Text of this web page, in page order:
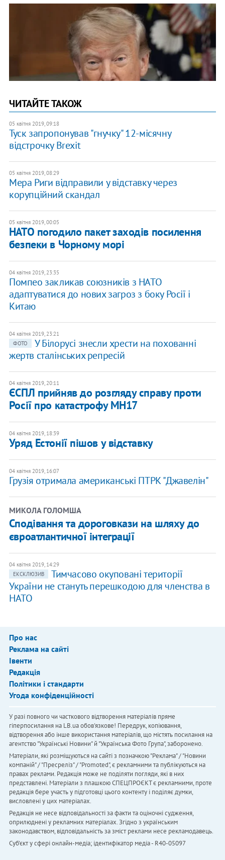
ЧИТАЙТЕ ТАКОЖ
05 квітня 2019, 09:18
Туск запропонував "гнучку" 12-місячну
відстрочку Brexit
05 квітня 2019, 08:29
Мера Риги відправили у відставку через
корупційний скандал
05 квітня 2019, 00:05
НАТО погодило пакет заходів посилення
безпеки в Чорному морі
04 квітня 2019, 23:35
Помпео закликав союзників з НАТО
адаптуватися до нових загроз з боку Росії і
Китаю
04 квітня 2019, 23:21
ФОТО
У Білорусі знесли хрести на похованні
жертв сталінських репресій
04 квітня 2019, 20:11
ЄСПЛ прийняв до розгляду справу проти
Росії про катастрофу МН17
04 квітня 2019, 18:39
Уряд Естонії пішов у відставку
04 квітня 2019, 16:07
Грузія отримала американські ПТРК "Джавелін"
МИКОЛА ГОЛОМША
Сподівання та дороговкази на шляху до
євроатлантичної інтеграції
04 квітня 2019, 14:29
ЕКСКЛЮЗИВ
Тимчасово окуповані території
України не стануть перешкодою для членства в
НАТО
Про нас
Реклама на сайті
Івенти
Редакція
Політики і стандарти
Угода конфіденційності
У разі повного чи часткового відтворення матеріалів пряме
гіперпосилання на LB.ua обов'язкове! Передрук, копіювання,
відтворення або інше використання матеріалів, що містять посилання на
агентство "Українськi Новини" й "Українська Фото Група", заборонено.
Матеріали, які розміщуються на сайті з позначкою "Реклама" / "Новини
компаній" / "Пресреліз" / "Promoted", є рекламними та публікуються на
правах реклами. Редакція може не поділяти погляди, які в них
представлені. Матеріали з плашкою СПЕЦПРОЄКТ є рекламними, проте
редакція бере участь у підготовці цього контенту і поділяє думки,
висловлені у цих матеріалах.
Редакція не несе відповідальності за факти та оціночні судження,
оприлюднені у рекламних матеріалах. Згідно з українським
законодавством, відповідальність за зміст реклами несе рекламодавець.
Cуб'єкт у сфері онлайн-медіа; ідентифікатор медіа - R40-05097